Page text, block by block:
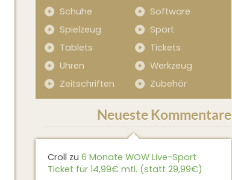
Schuhe
Software
Spielzeug
Sport
Tablets
Tickets
Uhren
Werkzeug
Zeitschriften
Zubehör
Neueste Kommentare
Croll zu 6 Monate WOW Live-Sport
Ticket für 14,99€ mtl. (statt 29,99€)